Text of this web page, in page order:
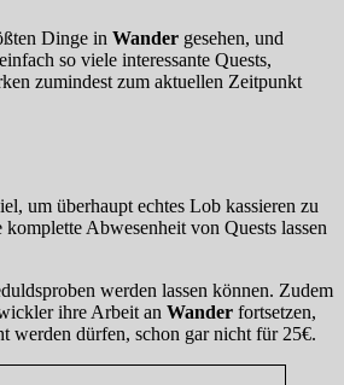
Dinge in Wander gesehen, und
so viele interessante Quests,
zumindest zum aktuellen Zeitpunkt
um überhaupt echtes Lob kassieren zu
Abwesenheit von Quests lassen
werden lassen können. Zudem
ihre Arbeit an Wander fortsetzen,
werden dürfen, schon gar nicht für 25€.